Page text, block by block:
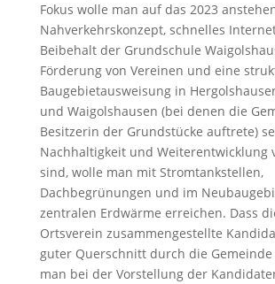
Fokus wolle man auf das 2023
Nahverkehrskonzept, schnelles
Beibehalt der Grundschule
Förderung von Vereinen und eine
Baugebietausweisung in
und Waigolshausen (bei denen die
Besitzerin der Grundstücke auftrete)
Nachhaltigkeit und Weiterentwicklung
sind, wolle man mit Stromtankstellen,
Dachbegrünungen und im
zentralen Erdwärme erreichen. Dass
Ortsverein zusammengestellte
guter Querschnitt durch die Gemeinde
man bei der Vorstellung der